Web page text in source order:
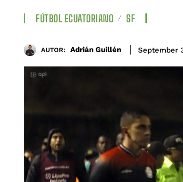
FÚTBOL ECUATORIANO SF
AUTOR: Adrián Guillén September